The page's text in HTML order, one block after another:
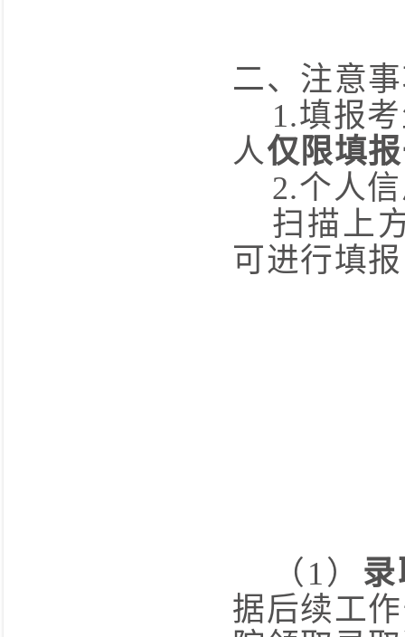
二、 注意
1.填报
人仅限填
2.个人
扫描上
可进行填
（ 1 ）
据后续工